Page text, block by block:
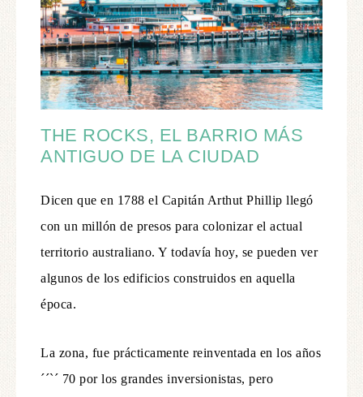
THE ROCKS, EL BARRIO MÁS
ANTIGUO DE LA CIUDAD
Dicen que en 1788 el Capitán Arthut Phillip llegó
con un millón de presos para colonizar el actual
territorio australiano. Y todavía hoy, se pueden ver
algunos de los edificios construidos en aquella
época.
La zona, fue prácticamente reinventada en los años
´´`´ 70 por los grandes inversionistas, pero